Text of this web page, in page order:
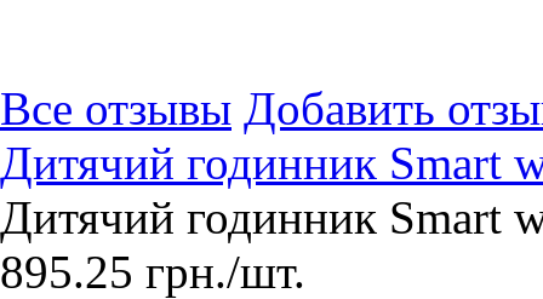
Все отзывы Добавить
Дитячий годинник Smart
Дитячий годинник Smart
895.25 грн./шт.